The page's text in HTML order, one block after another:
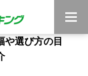
や選び方の目